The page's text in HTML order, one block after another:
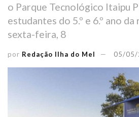
o Parque Tecnológico Itaipu
estudantes do 5.º e 6.º ano
sexta-feira, 8
por Redação Ilha do Mel 05/05/